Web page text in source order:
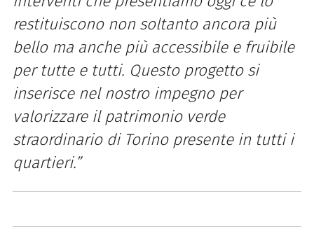
restituiscono non soltanto ancora più
bello ma anche più accessibile e fruibile
per tutte e tutti. Questo progetto si
inserisce nel nostro impegno per
valorizzare il patrimonio verde
straordinario di Torino presente in tutti i
quartieri.”